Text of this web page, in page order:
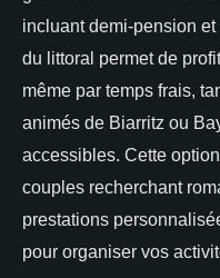
incluant demi-pension
du littoral permet de
même par temps frais,
animés de Biarritz ou
accessibles. Cette
couples recherchant
prestations
pour organiser vos